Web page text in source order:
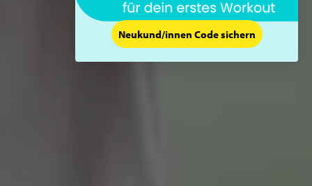
Neukund/innen Code sichern